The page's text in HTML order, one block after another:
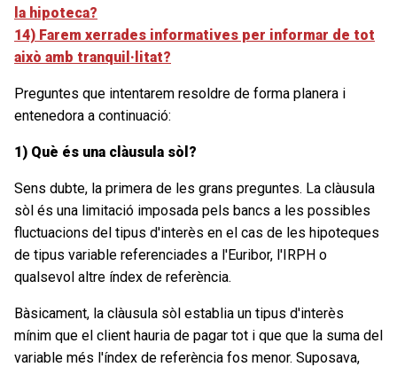
la hipoteca?
14) Farem xerrades informatives per informar de tot
això amb tranquil·litat?
Preguntes que intentarem resoldre de forma planera i
entenedora a continuació:
1) Què és una clàusula sòl?
Sens dubte, la primera de les grans preguntes. La clàusula
sòl és una limitació imposada pels bancs a les possibles
fluctuacions del tipus d'interès en el cas de les hipoteques
de tipus variable referenciades a l'Euribor, l'IRPH o
qualsevol altre índex de referència.
Bàsicament, la clàusula sòl establia un tipus d'interès
mínim que el client hauria de pagar tot i que que la suma del
variable més l'índex de referència fos menor. Suposava,